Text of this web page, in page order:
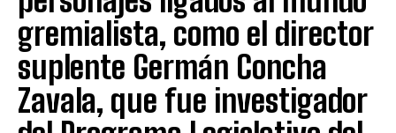
gremialista, como el director
suplente Germán Concha
Zavala, que fue investigador